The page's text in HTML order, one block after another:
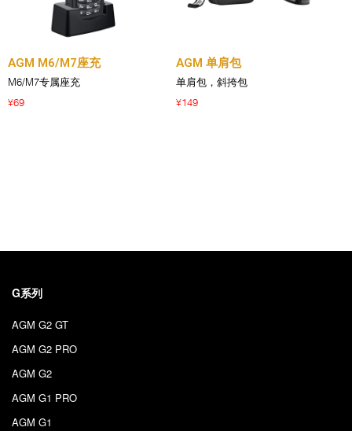
AGM M6/M7座充
M6/M7专属座充
¥69
AGM 单肩包
单肩包，斜挎包
¥149
G系列
AGM G2 GT
AGM G2 PRO
AGM G2
AGM G1 PRO
AGM G1